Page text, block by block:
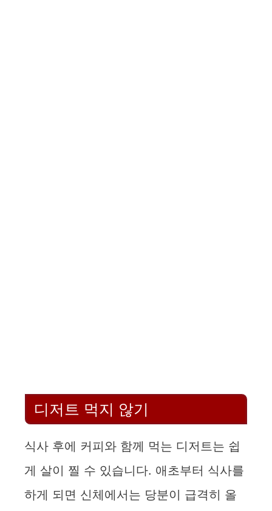
디저트 먹지 않기
식사 후에 커피와 함께 먹는 디저트는 쉽
게 살이 찔 수 있습니다. 애초부터 식사를
하게 되면 신체에서는 당분이 급격히 올